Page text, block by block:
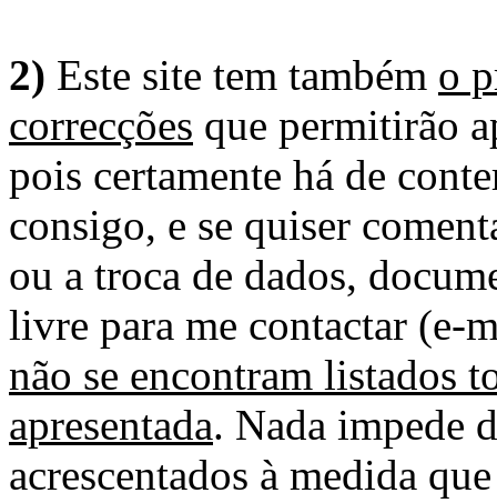
2) Este site tem também o
correcções que permitirão
pois certamente há de
consigo, e se quiser
ou a troca de dados,
livre para me contactar (e-
não se encontram listados
apresentada. Nada impede
acrescentados à medida